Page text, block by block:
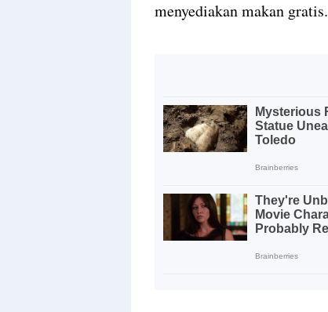
menyediakan makan gratis.